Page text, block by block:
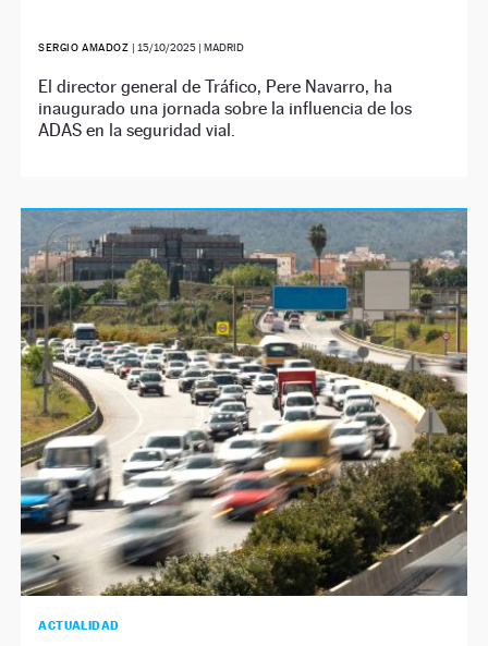
SERGIO AMADOZ | 15/10/2025| MADRID
El director general de Tráfico, Pere Navarro, ha
inaugurado una jornada sobre la influencia de los
ADAS en la seguridad vial.
ACTUALIDAD